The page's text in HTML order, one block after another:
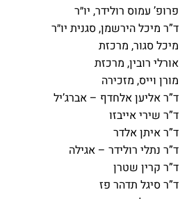
פרופ’ עמוס רולידר, יו״ר
ד”ר מיכל הירשמן, סגנית יו״ר
מיכל סגור, מרכזת
אורלי רובין, מרכזת
מורן וייס, מזכירה
ד”ר אליען אלחדף – אברג’יל
ד”ר שירי אייבזו
ד”ר איתן אלדר
ד”ר נתלי רולידר – אגילה
ד”ר קרין שטרן
ד”ר סיגל תדהר פז